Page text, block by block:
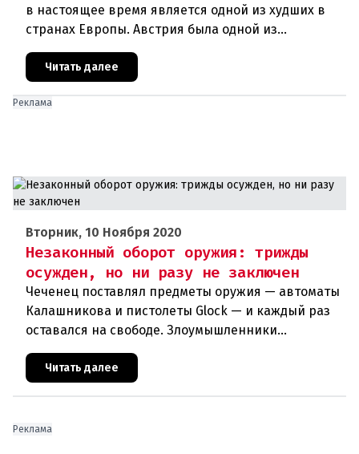
в настоящее время является одной из худших в
странах Европы. Австрия была одной из
образцовых стран во время первой волны
короны, но сейчас сильно отстает
Читать далее
Реклама
Вторник, 10 Ноября 2020
Незаконный оборот оружия: трижды
осужден, но ни разу не заключен
Чеченец поставлял предметы оружия — автоматы
Калашникова и пистолеты Glock — и каждый раз
оставался на свободе. Злоумышленники
используют незаконный оборот оружия в своих
террористических планах. Куйт
Читать далее
Реклама